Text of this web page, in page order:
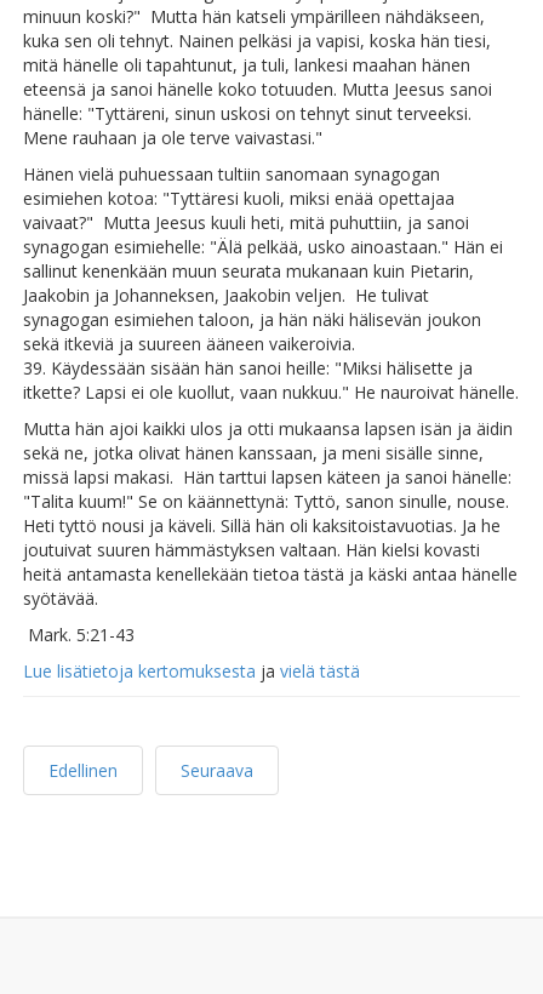
minuun koski?" Mutta hän katseli ympärilleen nähdäkseen,
kuka sen oli tehnyt. Nainen pelkäsi ja vapisi, koska hän tiesi,
mitä hänelle oli tapahtunut, ja tuli, lankesi maahan hänen
eteensä ja sanoi hänelle koko totuuden. Mutta Jeesus sanoi
hänelle: "Tyttäreni, sinun uskosi on tehnyt sinut terveeksi.
Mene rauhaan ja ole terve vaivastasi."
Hänen vielä puhuessaan tultiin sanomaan synagogan
esimiehen kotoa: "Tyttäresi kuoli, miksi enää opettajaa
vaivaat?" Mutta Jeesus kuuli heti, mitä puhuttiin, ja sanoi
synagogan esimiehelle: "Älä pelkää, usko ainoastaan." Hän ei
sallinut kenenkään muun seurata mukanaan kuin Pietarin,
Jaakobin ja Johanneksen, Jaakobin veljen. He tulivat
synagogan esimiehen taloon, ja hän näki hälisevän joukon
sekä itkeviä ja suureen ääneen vaikeroivia.
39. Käydessään sisään hän sanoi heille: "Miksi hälisette ja
itkette? Lapsi ei ole kuollut, vaan nukkuu." He nauroivat hänelle.
Mutta hän ajoi kaikki ulos ja otti mukaansa lapsen isän ja äidin
sekä ne, jotka olivat hänen kanssaan, ja meni sisälle sinne,
missä lapsi makasi. Hän tarttui lapsen käteen ja sanoi hänelle:
"Talita kuum!" Se on käännettynä: Tyttö, sanon sinulle, nouse.
Heti tyttö nousi ja käveli. Sillä hän oli kaksitoistavuotias. Ja he
joutuivat suuren hämmästyksen valtaan. Hän kielsi kovasti
heitä antamasta kenellekään tietoa tästä ja käski antaa hänelle
syötävää.
Mark. 5:21-43
Lue lisätietoja kertomuksesta javielä tästä
Edellinen Seuraava